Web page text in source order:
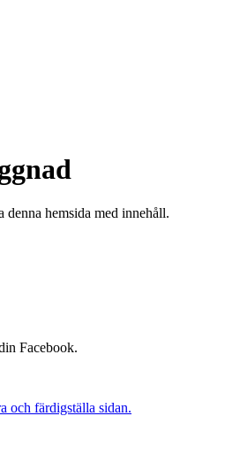
hemsida med innehåll.
Facebook.
och färdigställa sidan.